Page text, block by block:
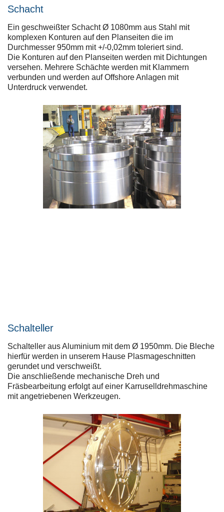
Schacht
Ein geschweißter Schacht Ø 1080mm aus Stahl mit
komplexen Konturen auf den Planseiten die im
Durchmesser 950mm mit +/-0,02mm toleriert sind.
Die Konturen auf den Planseiten werden mit Dichtungen
versehen. Mehrere Schächte werden mit Klammern
verbunden und werden auf Offshore Anlagen mit
Unterdruck verwendet.
Schalteller
Schalteller aus Aluminium mit dem Ø 1950mm. Die Bleche
hierfür werden in unserem Hause Plasmageschnitten
gerundet und verschweißt.
Die anschließende mechanische Dreh und
Fräsbearbeitung erfolgt auf einer Karruselldrehmaschine
mit angetriebenen Werkzeugen.